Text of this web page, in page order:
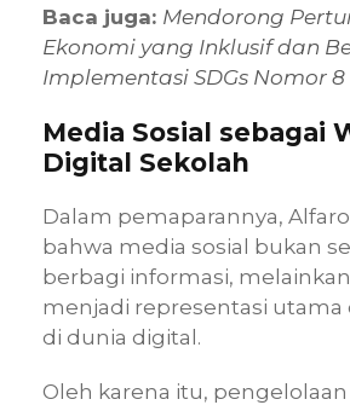
Baca juga: Mendorong
Ekonomi yang Inklusif dan
Implementasi SDGs Nomor 8
Media Sosial sebagai
Digital Sekolah
Dalam pemaparannya,
bahwa media sosial bukan
berbagi informasi,
menjadi representasi utama
di dunia digital.
Oleh karena itu,